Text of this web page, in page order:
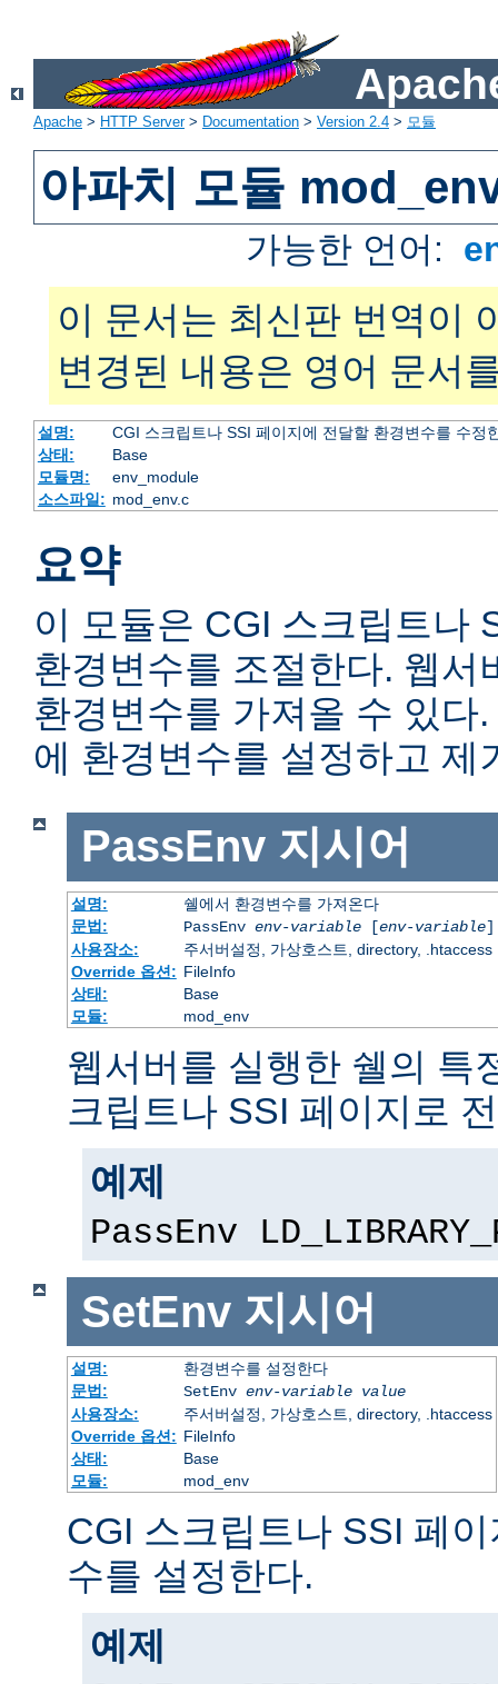
Apache > HTTP Server> Documentation > Version 2.4 > 모듈
아파치 모듈
가능한 언어:
이 문서는 최신판 번역이
변경된 내용은 영어 문서
설명:
CGI 스크립트나 SSI 페이지에 전달할 환경변수를 수정
상태:
Base
모듈명:
env_module
소스파일: mod_env.c
요약
이 모듈은 CGI 스크립트나
환경변수를 조절한다. 웹서
환경변수를 가져올 수 있다
에 환경변수를 설정하고 제
PassEnv 지시어
설명:
쉘에서 환경변수를 가져온다
문법:
PassEnv env-variable[env-variable]
사용장소:
주서버설정, 가상호스트, directory, .htaccess
Override 옵션: FileInfo
상태:
Base
모듈:
mod_env
웹서버를 실행한 쉘의 특
크립트나 SSI 페이지로
예제
PassEnv
SetEnv 지시어
설명:
환경변수를 설정한다
문법:
SetEnv env-variable value
사용장소:
주서버설정, 가상호스트, directory, .htaccess
Override 옵션: FileInfo
상태:
Base
모듈:
mod_env
CGI 스크립트나 SSI 페
수를 설정한다.
예제